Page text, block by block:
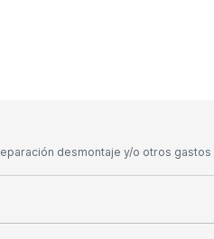
desmontaje y/o otros gastos